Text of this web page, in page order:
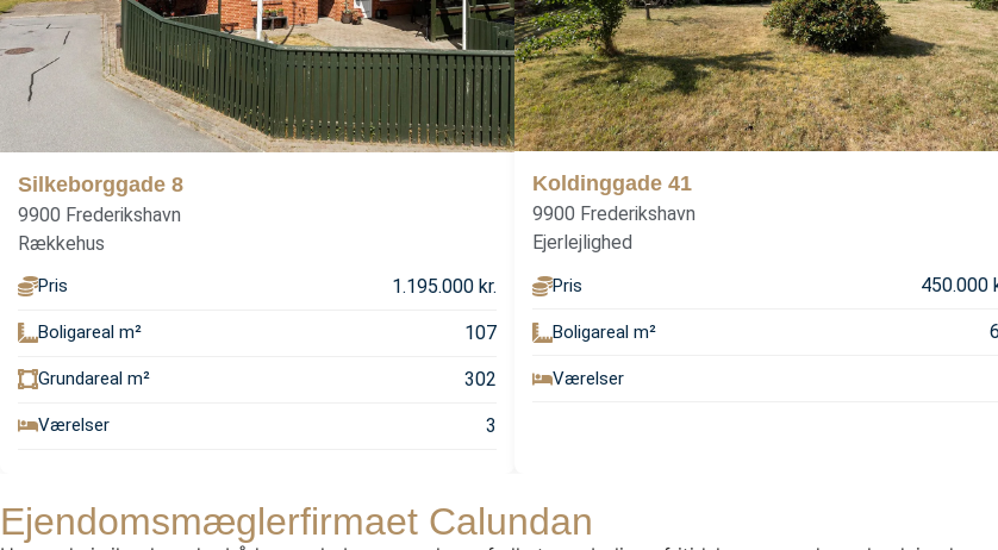
Silkeborggade 8
9900 Frederikshavn
Rækkehus
Pris 1.195.000 kr.
Boligareal m² 107
Grundareal m² 302
Værelser 3
Koldinggade 41
9900 Frederikshavn
Ejerlejlighed
Pris 450.000
Boligareal m²
Værelser
Ejendomsmæglerfirmaet Calundan